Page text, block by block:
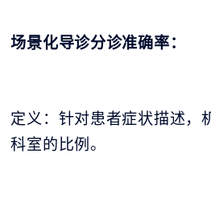
场景化导诊分诊准确率：
定义：针对患者症状描述，
科室的比例。